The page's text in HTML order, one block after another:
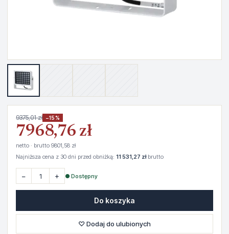
9375,01 zł −15%
7968,76 zł
netto · brutto 9801,58 zł
Najniższa cena z 30 dni przed obniżką: 11 531,27 złbrutto
− + ● Dostępny
Do koszyka
♡ Dodaj do ulubionych